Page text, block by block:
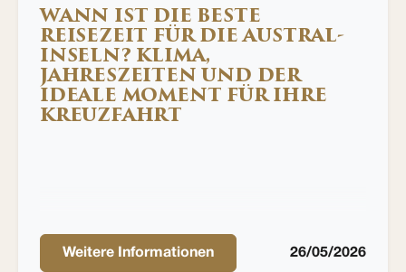
WANN IST DIE BESTE
REISEZEIT FÜR DIE AUSTRAL-
INSELN? KLIMA,
JAHRESZEITEN UND DER
IDEALE MOMENT FÜR IHRE
KREUZFAHRT
Weitere Informationen 26/05/2026